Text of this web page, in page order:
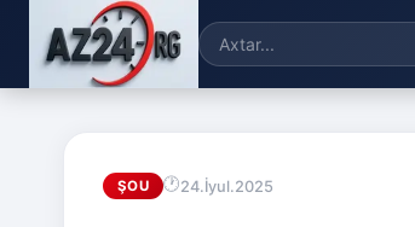
ŞOU 24.İyul.2025